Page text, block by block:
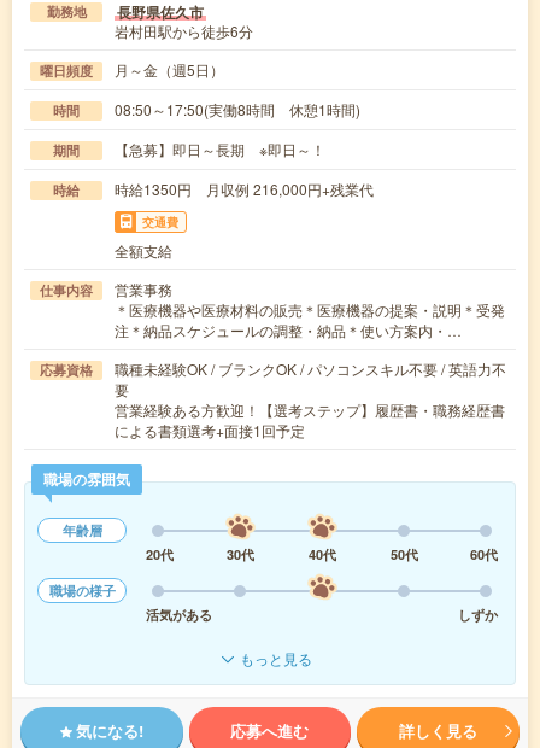
勤務地 長野県佐久市
岩村田駅から徒歩6分
曜日頻度 月～金（週5日）
時間 08:50～17:50(実働8時間 休憩1時間)
期間 【急募】即日～長期 ※即日～！
時給 時給1350円 月収例 216,000円+残業代
交通費
全額支給
仕事内容
営業事務
＊医療機器や医療材料の販売＊医療機器の提案・説明＊受発
注＊納品スケジュールの調整・納品＊使い方案内・…
応募資格
職種未経験OK / ブランクOK / パソコンスキル不要 / 英語力不
要
営業経験ある方歓迎！【選考ステップ】履歴書・職務経歴書
による書類選考+面接1回予定
職場の雰囲気
年齢層
20代
30代 40代 50代
60代
職場の様子
活気がある
しずか
もっと見る
気になる! 応募へ進む 詳しく見る